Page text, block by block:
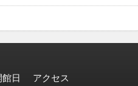
館日
アクセス